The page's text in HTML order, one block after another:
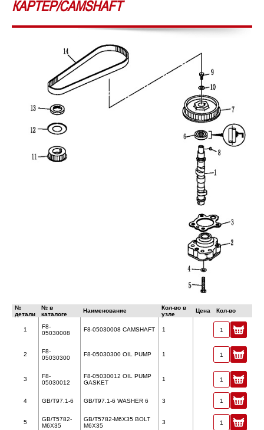
КАРТЕР/CAMSHAFT
№
детали
№ в
каталоге
Наименование
Кол-во в
узле
Цена Кол-во
1
F8-
05030008
F8-05030008 CAMSHAFT 1
2
F8-
05030300
F8-05030300 OIL PUMP 1
3
F8-
05030012
F8-05030012 OIL PUMP
GASKET
1
4 GB/T97.1-6 GB/T97.1-6 WASHER 6 3
5
GB/T5782-
M6X35
GB/T5782-M6X35 BOLT
M6X35
3